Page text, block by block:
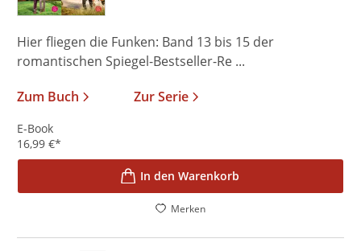
Hier fliegen die Funken: Band 13 bis 15 der
romantischen Spiegel-Bestseller-Re ...
Zum Buch
Zur Serie
E-Book
16,99 €*
In den Warenkorb
Merken